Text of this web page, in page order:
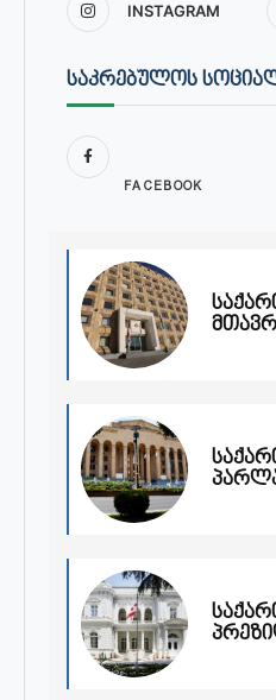
INSTAGRAM
ᲡᲐᲙᲠᲔᲑᲣᲚᲝᲡ
FACEBOOK